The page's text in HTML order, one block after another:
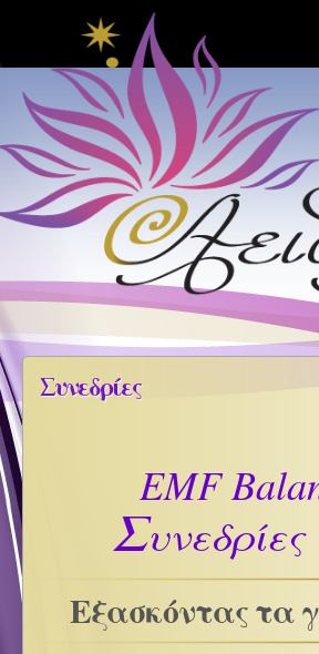
Συνεδρίες
EMF
Συνεδρίες
Εξασκόντας τα